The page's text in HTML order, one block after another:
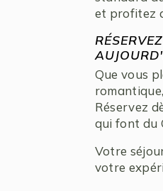
et profitez
Que vous
Réservez
qui font du
Votre
votre